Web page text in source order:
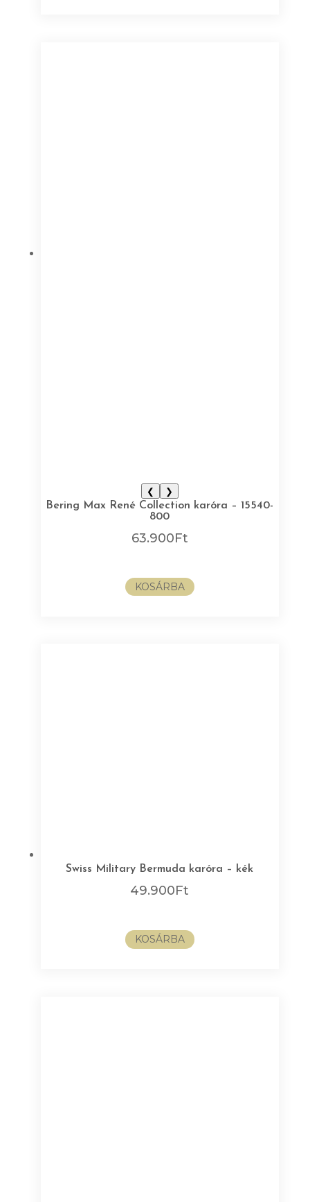
❮
❯
Bering Max René Collection karóra – 15540-
800
63.900Ft
KOSÁRBA
Swiss Military Bermuda karóra – kék
49.900Ft
KOSÁRBA